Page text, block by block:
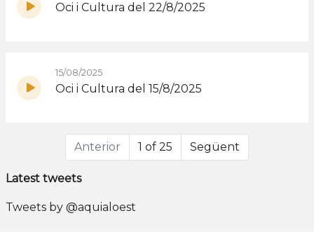
Oci i Cultura del 22/8/2025
15/08/2025
Oci i Cultura del 15/8/2025
Anterior 1 of 25 Següent
Latest tweets
Tweets by @aquialoest